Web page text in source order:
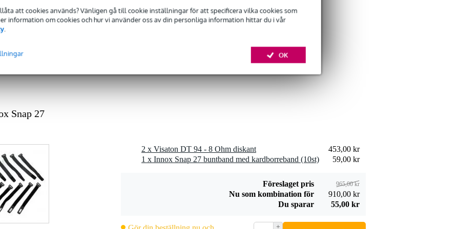
att cookies används? Vänligen gå till cookie inställningar för att specificera vilka cookies som
information om cookies och hur vi använder oss av din personliga information hittar du i vår
.
OK
kHz
x 9,4 x 5,0 cm
högtalarkabel
2x2,5 mm2 10
309,00 kr
jack-jack 10 meter
106,00 kr
Lägg till beställning
Snap 27
2 x Visaton DT 94 - 8 Ohm diskant
453,00 kr
1 x Innox Snap 27 buntband med kardborreband (10st)
59,00 kr
Föreslaget pris 965,00 kr
Nu som kombination för
910,00 kr
Du sparar
55,00 kr
+